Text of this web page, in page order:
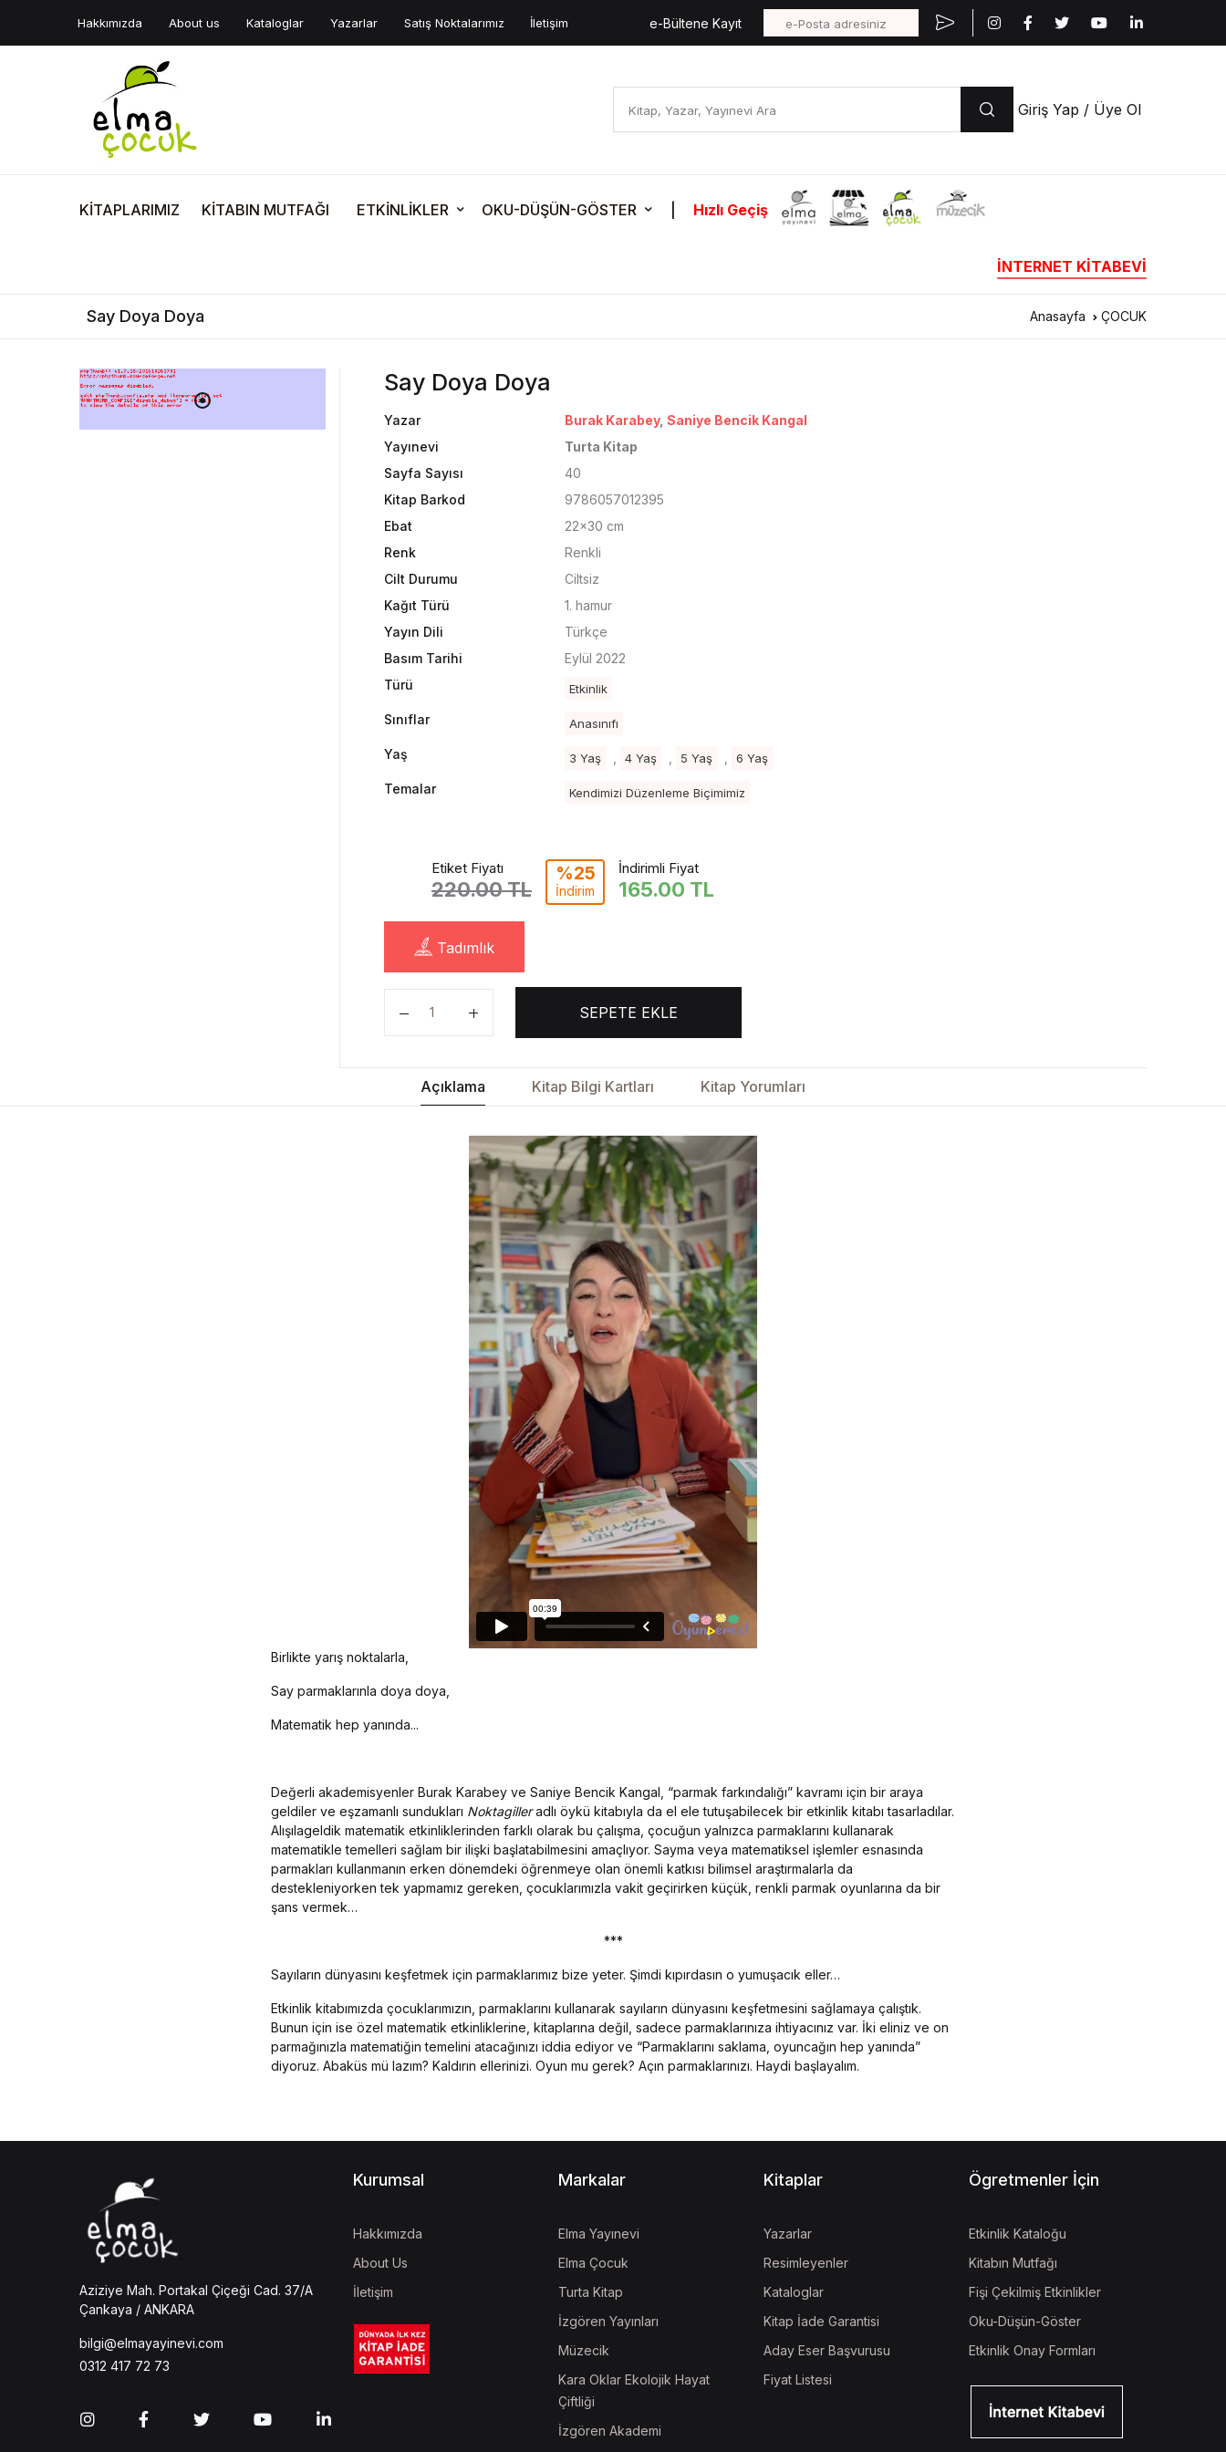
Hakkımızda About us Kataloglar Yazarlar Satış Noktalarımız İletişim e-Bültene Kayıt
Giriş Yap / Üye Ol
KİTAPLARIMIZ KİTABIN MUTFAĞI ETKİNLİKLER OKU-DÜŞÜN-GÖSTER Hızlı Geçiş
İNTERNET KİTABEVİ
Say Doya Doya Anasayfa ÇOCUK
Say Doya Doya
Yazar Burak Karabey, Saniye Bencik Kangal
Yayınevi
Turta Kitap
Sayfa Sayısı
40
Kitap Barkod
9786057012395
Ebat
22x30 cm
Renk
Renkli
Cilt Durumu
Ciltsiz
Kağıt Türü
1. hamur
Yayın Dili
Türkçe
Basım Tarihi
Eylül 2022
Türü
Etkinlik
Sınıflar Anasınıfı
Yaş 3 Yaş 4 Yaş 5 Yaş 6 Yaş
Temalar Kendimizi Düzenleme Biçimimiz
Etiket Fiyatı
220.00 TL
%25
İndirim
İndirimli Fiyat
165.00 TL
Tadımlık
SEPETE EKLE
Açıklama Kitap Bilgi Kartları Kitap Yorumları
Birlikte yarış noktalarla,
Say parmaklarınla doya doya,
Matematik hep yanında...
Değerli akademisyenler Burak Karabey ve Saniye Bencik Kangal, “parmak farkındalığı” kavramı için bir araya
geldiler ve eşzamanlı sundukları Noktagilleradlı öykü kitabıyla da el ele tutuşabilecek bir etkinlik kitabı tasarladılar.
Alışılageldik matematik etkinliklerinden farklı olarak bu çalışma, çocuğun yalnızca parmaklarını kullanarak
matematikle temelleri sağlam bir ilişki başlatabilmesini amaçlıyor. Sayma veya matematiksel işlemler esnasında
parmakları kullanmanın erken dönemdeki öğrenmeye olan önemli katkısı bilimsel araştırmalarla da
destekleniyorken tek yapmamız gereken, çocuklarımızla vakit geçirirken küçük, renkli parmak oyunlarına da bir
şans vermek…
***
Sayıların dünyasını keşfetmek için parmaklarımız bize yeter. Şimdi kıpırdasın o yumuşacık eller…
Etkinlik kitabımızda çocuklarımızın, parmaklarını kullanarak sayıların dünyasını keşfetmesini sağlamaya çalıştık.
Bunun için ise özel matematik etkinliklerine, kitaplarına değil, sadece parmaklarınıza ihtiyacınız var. İki eliniz ve on
parmağınızla matematiğin temelini atacağınızı iddia ediyor ve “Parmaklarını saklama, oyuncağın hep yanında”
diyoruz. Abaküs mü lazım? Kaldırın ellerinizi. Oyun mu gerek? Açın parmaklarınızı. Haydi başlayalım.
Aziziye Mah. Portakal Çiçeği Cad. 37/A
Çankaya / ANKARA
bilgi@elmayayinevi.com
0312 417 72 73
Kurumsal
Hakkımızda
About Us
İletişim
Markalar
Elma Yayınevi
Elma Çocuk
Turta Kitap
İzgören Yayınları
Müzecik
Kara Oklar Ekolojik Hayat
Çiftliği
İzgören Akademi
Kitaplar
Yazarlar
Resimleyenler
Kataloglar
Kitap İade Garantisi
Aday Eser Başvurusu
Fiyat Listesi
Ögretmenler İçin
Etkinlik Kataloğu
Kitabın Mutfağı
Fişi Çekilmiş Etkinlikler
Oku-Düşün-Göster
Etkinlik Onay Formları